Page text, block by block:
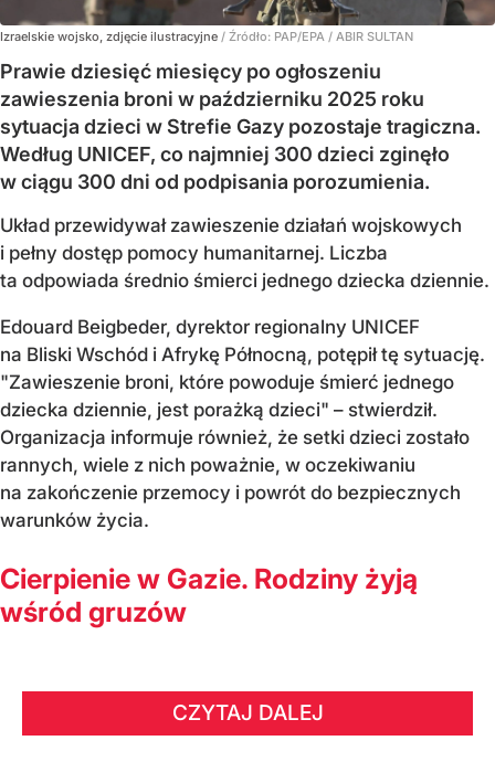
Izraelskie wojsko, zdjęcie ilustracyjne / Źródło: PAP/EPA / ABIR SULTAN
Prawie dziesięć miesięcy po ogłoszeniu
zawieszenia broni w październiku 2025 roku
sytuacja dzieci w Strefie Gazy pozostaje tragiczna.
Według UNICEF, co najmniej 300 dzieci zginęło
w ciągu 300 dni od podpisania porozumienia.
Układ przewidywał zawieszenie działań wojskowych
i pełny dostęp pomocy humanitarnej. Liczba
ta odpowiada średnio śmierci jednego dziecka dziennie.
Edouard Beigbeder, dyrektor regionalny UNICEF
na Bliski Wschód i Afrykę Północną, potępił tę sytuację.
"Zawieszenie broni, które powoduje śmierć jednego
dziecka dziennie, jest porażką dzieci" – stwierdził.
Organizacja informuje również, że setki dzieci zostało
rannych, wiele z nich poważnie, w oczekiwaniu
na zakończenie przemocy i powrót do bezpiecznych
warunków życia.
Cierpienie w Gazie. Rodziny żyją
wśród gruzów
CZYTAJ DALEJ